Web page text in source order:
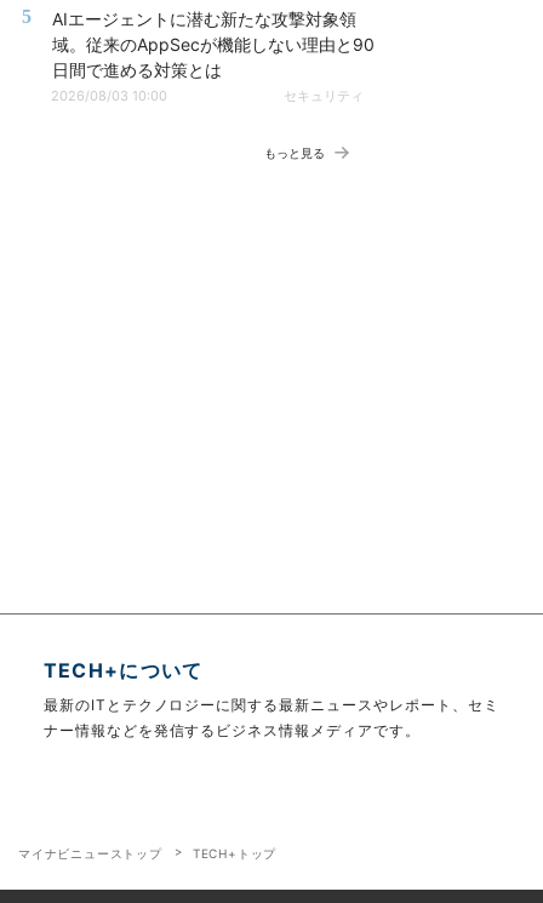
5
AIエージェントに潜む新たな攻撃対象領
域。従来のAppSecが機能しない理由と90
日間で進める対策とは
2026/08/03 10:00 セキュリティ
もっと見る
TECH+について
最新のITとテクノロジーに関する最新ニュースやレポート、セミ
ナー情報などを発信するビジネス情報メディアです。
マイナビニューストップ TECH+トップ